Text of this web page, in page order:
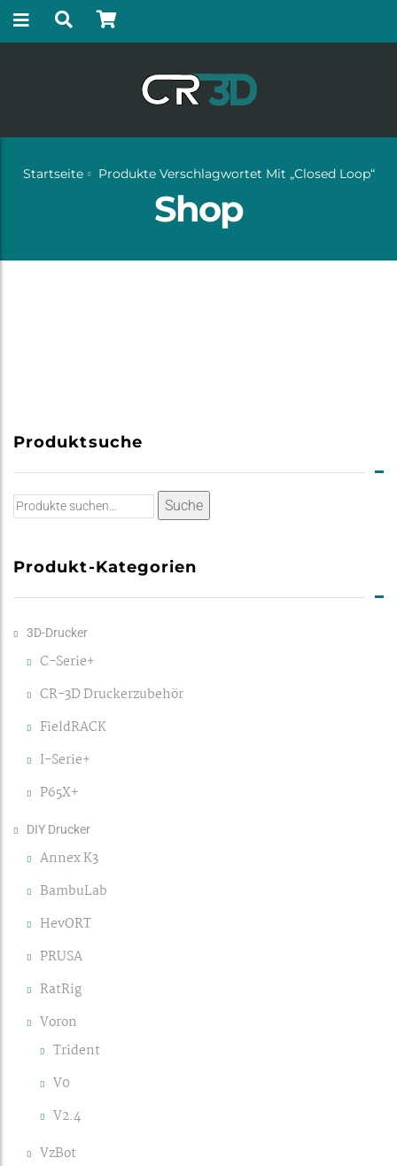
Startseite Produkte Verschlagwortet Mit „Closed Loop“
Shop
Produktsuche
Suche
Suche
Produkt-Kategorien
3D-Drucker
C-Serie+
CR-3D Druckerzubehör
FieldRACK
I-Serie+
P65X+
DIY Drucker
Annex K3
BambuLab
HevORT
PRUSA
RatRig
Voron
Trident
V0
V2.4
VzBot